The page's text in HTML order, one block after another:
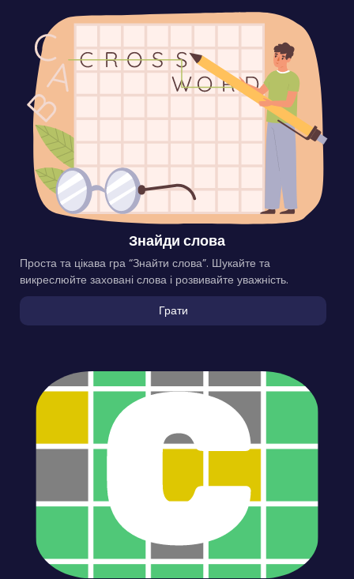
Знайди слова
Проста та цікава гра “Знайти слова”. Шукайте та
викреслюйте заховані слова і розвивайте уважність.
Грати